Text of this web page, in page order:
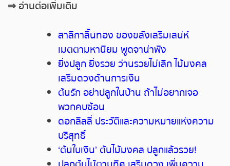
⇒อ่านต่อเพิ่มเติม
สาลิกาลิ้นทอง ของขลังเสริมเสน่ห์
เมตตามหานิยม พูดจาน่าฟัง
ยิ่งปลูก ยิ่งรวย ว่านรวยไม่เลิก ไม้มงคล
เสริมดวงด้านการเงิน
ต้นรัก อย่าปลูกในบ้าน ถ้าไม่อยากเจอ
พวกคบซ้อน
ดอกลิลลี่ ประวัติและความหมายแห่งความ
บริสุทธิ์
‘ต้นใบเงิน’ ต้นไม้มงคล ปลูกแล้วรวย!